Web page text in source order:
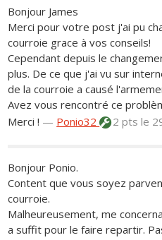
Bonjour James
Merci pour votre post j'ai pu
courroie grace à vos conseils!
Cependant depuis le
plus. De ce que j'ai vu sur
de la courroie a causé
Avez vous rencontré ce
Merci ! — Ponio32 2 ptsle
Bonjour Ponio.
Content que vous soyez
courroie.
Malheureusement, me
a suffit pour le faire repartir.